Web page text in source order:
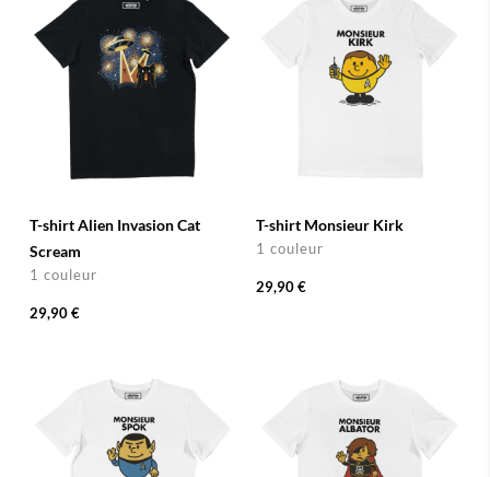
T-shirt Alien Invasion Cat
Scream
1 couleur
29,90 €
T-shirt Monsieur Kirk
1 couleur
29,90 €